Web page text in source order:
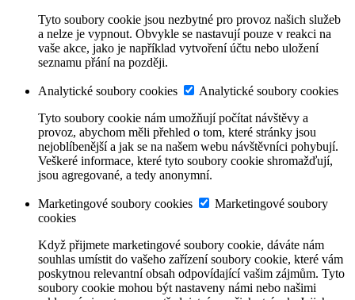
Tyto soubory cookie jsou nezbytné pro provoz našich služeb
a nelze je vypnout. Obvykle se nastavují pouze v reakci na
vaše akce, jako je například vytvoření účtu nebo uložení
seznamu přání na později.
Analytické soubory cookies
Analytické soubory cookies
Tyto soubory cookie nám umožňují počítat návštěvy a
provoz, abychom měli přehled o tom, které stránky jsou
nejoblíbenější a jak se na našem webu návštěvníci pohybují.
Veškeré informace, které tyto soubory cookie shromažďují,
jsou agregované, a tedy anonymní.
Marketingové soubory cookies
Marketingové soubory
cookies
Když přijmete marketingové soubory cookie, dáváte nám
souhlas umístit do vašeho zařízení soubory cookie, které vám
poskytnou relevantní obsah odpovídající vašim zájmům. Tyto
soubory cookie mohou být nastaveny námi nebo našimi